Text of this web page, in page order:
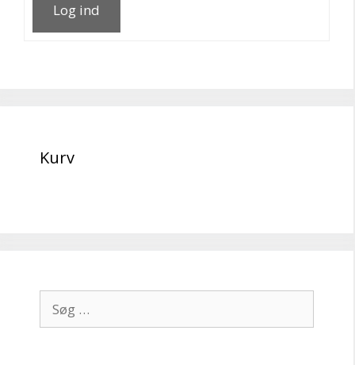
Log ind
Kurv
efter: